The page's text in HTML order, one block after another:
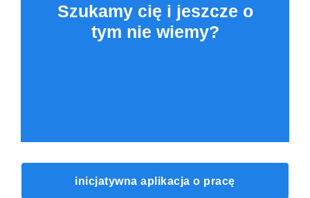
Szukamy cię i jeszcze o
tym nie wiemy?
inicjatywna aplikacja o pracę